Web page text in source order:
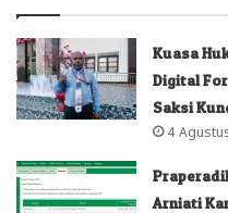
Kuasa
Digital
Saksi
4
Arniati